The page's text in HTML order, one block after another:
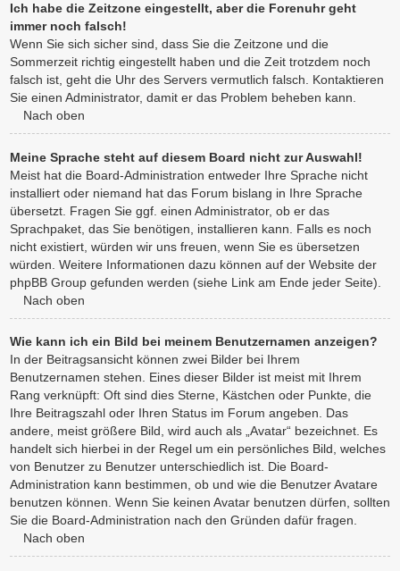
Ich habe die Zeitzone eingestellt, aber die Forenuhr geht
immer noch falsch!
Wenn Sie sich sicher sind, dass Sie die Zeitzone und die
Sommerzeit richtig eingestellt haben und die Zeit trotzdem noch
falsch ist, geht die Uhr des Servers vermutlich falsch. Kontaktieren
Sie einen Administrator, damit er das Problem beheben kann.
Nach oben
Meine Sprache steht auf diesem Board nicht zur Auswahl!
Meist hat die Board-Administration entweder Ihre Sprache nicht
installiert oder niemand hat das Forum bislang in Ihre Sprache
übersetzt. Fragen Sie ggf. einen Administrator, ob er das
Sprachpaket, das Sie benötigen, installieren kann. Falls es noch
nicht existiert, würden wir uns freuen, wenn Sie es übersetzen
würden. Weitere Informationen dazu können auf der Website der
phpBB Group gefunden werden (siehe Link am Ende jeder Seite).
Nach oben
Wie kann ich ein Bild bei meinem Benutzernamen anzeigen?
In der Beitragsansicht können zwei Bilder bei Ihrem
Benutzernamen stehen. Eines dieser Bilder ist meist mit Ihrem
Rang verknüpft: Oft sind dies Sterne, Kästchen oder Punkte, die
Ihre Beitragszahl oder Ihren Status im Forum angeben. Das
andere, meist größere Bild, wird auch als „Avatar“ bezeichnet. Es
handelt sich hierbei in der Regel um ein persönliches Bild, welches
von Benutzer zu Benutzer unterschiedlich ist. Die Board-
Administration kann bestimmen, ob und wie die Benutzer Avatare
benutzen können. Wenn Sie keinen Avatar benutzen dürfen, sollten
Sie die Board-Administration nach den Gründen dafür fragen.
Nach oben